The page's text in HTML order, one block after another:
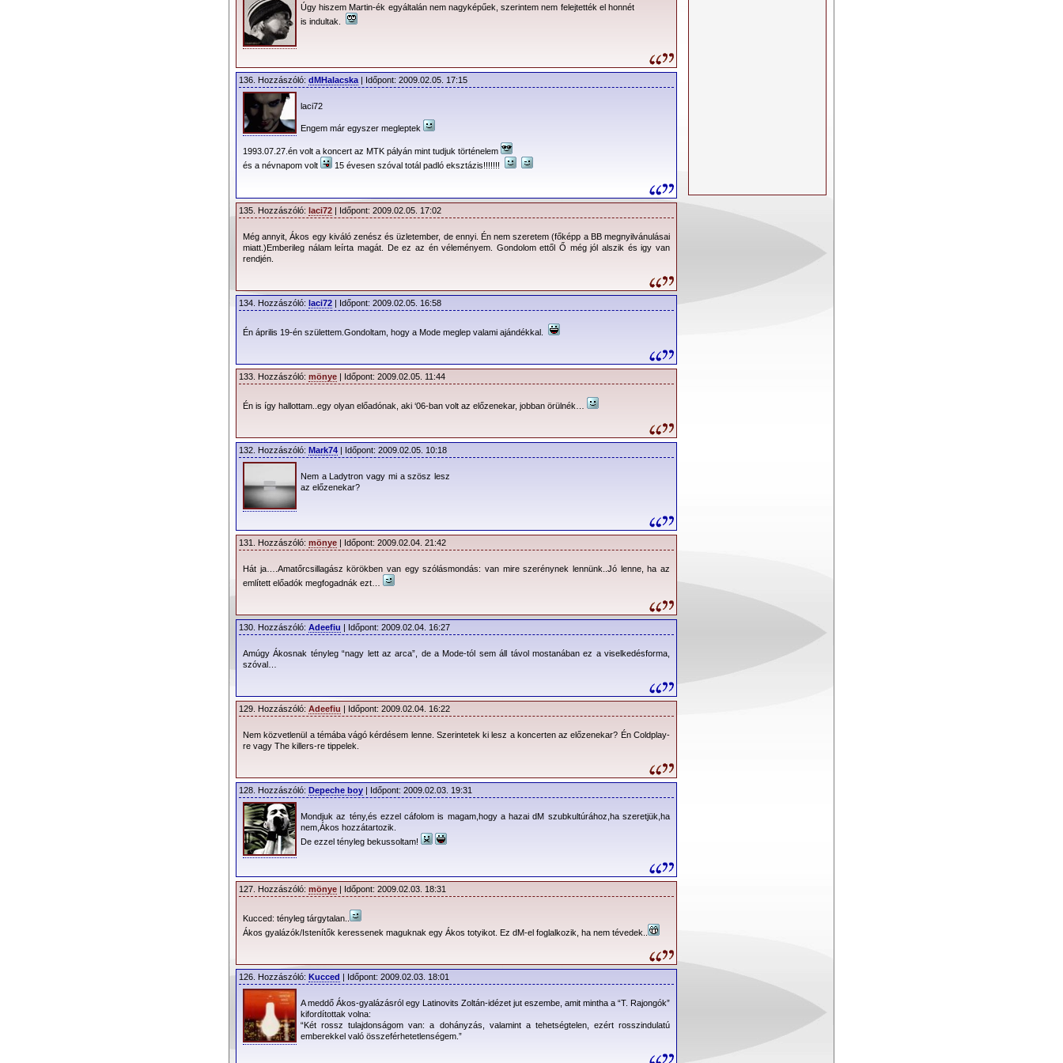
Fordítás:Cívis Target-Suller Gábor
Úgy hiszem Martin-ék egyáltalán nem nagyképűek, szerintem nem felejtették el honnét
is indultak.
136. Hozzászóló: dMHalacska | Időpont: 2009.02.05. 17:15
laci72
Engem már egyszer megleptek
1993.07.27.én volt a koncert az MTK pályán mint tudjuk történelem
és a névnapom volt
15 évesen szóval totál padló eksztázis!!!!!!!
135. Hozzászóló: laci72 | Időpont: 2009.02.05. 17:02
Még annyit, Ákos egy kiváló zenész és üzletember, de ennyi. Én nem szeretem (főképp a BB megnyilvánulásai
miatt.)Emberileg nálam leírta magát. De ez az én véleményem. Gondolom ettől Ő még jól alszik és igy van
rendjén.
134. Hozzászóló: laci72 | Időpont: 2009.02.05. 16:58
Én április 19-én születtem.Gondoltam, hogy a Mode meglep valami ajándékkal.
133. Hozzászóló: mönye | Időpont: 2009.02.05. 11:44
Én is így hallottam..egy olyan előadónak, aki ‘06-ban volt az előzenekar, jobban örülnék…
132. Hozzászóló: Mark74 | Időpont: 2009.02.05. 10:18
Nem a Ladytron vagy mi a szösz lesz
az előzenekar?
131. Hozzászóló: mönye | Időpont: 2009.02.04. 21:42
Hát ja….Amatőrcsillagász körökben van egy szólásmondás: van mire szerénynek lennünk..Jó lenne, ha az
említett előadók megfogadnák ezt…
130. Hozzászóló: Adeefiu | Időpont: 2009.02.04. 16:27
Amúgy Ákosnak tényleg “nagy lett az arca”, de a Mode-tól sem áll távol mostanában ez a viselkedésforma,
szóval…
129. Hozzászóló: Adeefiu | Időpont: 2009.02.04. 16:22
Nem közvetlenül a témába vágó kérdésem lenne. Szerintetek ki lesz a koncerten az előzenekar? Én Coldplay-
re vagy The killers-re tippelek.
128. Hozzászóló: Depeche boy | Időpont: 2009.02.03. 19:31
Mondjuk az tény,és ezzel cáfolom is magam,hogy a hazai dM szubkultúrához,ha szeretjük,ha
nem,Ákos hozzátartozik.
De ezzel tényleg bekussoltam!
127. Hozzászóló: mönye | Időpont: 2009.02.03. 18:31
Kucced: tényleg tárgytalan..
Ákos gyalázók/Istenítők keressenek maguknak egy Ákos totyikot. Ez dM-el foglalkozik, ha nem tévedek..
126. Hozzászóló: Kucced | Időpont: 2009.02.03. 18:01
A meddő Ákos-gyalázásról egy Latinovits Zoltán-idézet jut eszembe, amit mintha a “T. Rajongók”
kifordítottak volna:
“Két rossz tulajdonságom van: a dohányzás, valamint a tehetségtelen, ezért rosszindulatú
emberekkel való összeférhetetlenségem.”